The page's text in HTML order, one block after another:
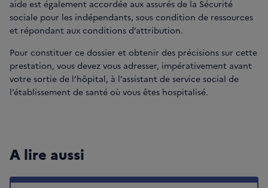
aide est également accordée aux assurés de la Sécurité
sociale pour les indépendants, sous condition de ressources
et répondant aux conditions d’attribution.
Pour constituer ce dossier et obtenir des précisions sur cette
prestation, vous devez vous adresser, impérativement avant
votre sortie de l’hôpital, à l’assistant de service social de
l’établissement de santé où vous êtes hospitalisé.
A lire aussi